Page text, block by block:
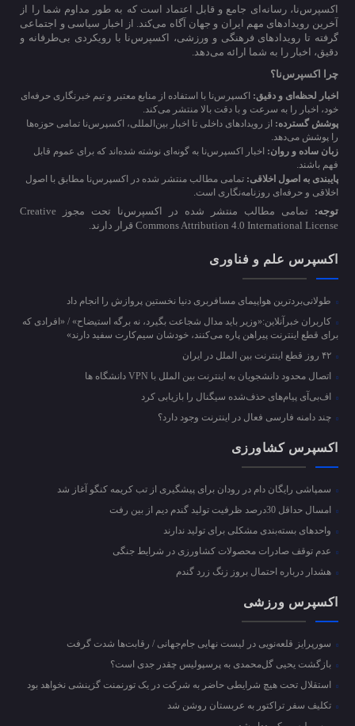
اکسپرس‌نا، رسانه‌ای جامع و قابل اعتماد است که به طور مداوم شما را از
آخرین رویدادهای مهم ایران و جهان آگاه می‌کند. از اخبار سیاسی و اجتماعی
گرفته تا رویدادهای فرهنگی و ورزشی، اکسپرس‌نا با رویکردی بی‌طرفانه و
دقیق، اخبار را به شما ارائه می‌دهد.
چرا اکسپرس‌نا؟
اخبار لحظه‌ای و دقیق: اکسپرس‌نا با استفاده از منابع معتبر و تیم خبرنگاری حرفه‌ای
خود، اخبار را به سرعت و با دقت بالا منتشر می‌کند.
پوشش گسترده: از رویدادهای داخلی تا اخبار بین‌المللی، اکسپرس‌نا تمامی حوزه‌ها
را پوشش می‌دهد.
زبان ساده و روان: اخبار اکسپرس‌نا به گونه‌ای نوشته شده‌اند که برای عموم قابل
فهم باشند.
پایبندی به اصول اخلاقی: تمامی مطالب منتشر شده در اکسپرس‌نا مطابق با اصول
اخلاقی و حرفه‌ای روزنامه‌نگاری است.
توجه:
تمامی مطالب منتشر شده در اکسپرس‌نا تحت مجوز Creative
Commons Attribution 4.0 International License قرار دارند.
اکسپرس علم و فناوری
طولانی‌بردترین هواپیمای مسافربری دنیا نخستین پروازش را انجام داد
کاربران خبرآنلاین:«وزیر باید مدال شجاعت بگیرد، نه برگه استیضاح» / «افرادی که
برای قطع اینترنت پیراهن پاره می‌کنند، خودشان سیم‌کارت سفید دارند»
۴۲ روز قطع اینترنت بین الملل در ایران
اتصال محدود دانشجویان به اینترنت بین الملل با VPN دانشگاه ها
اف‌بی‌آی پیام‌های حذف‌شده سیگنال را بازیابی کرد
چند دامنه فارسی فعال در اینترنت وجود دارد؟
اکسپرس کشاورزی
سمپاشی رایگان دام در رودان برای پیشگیری از تب کریمه کنگو آغاز شد
امسال حداقل 30درصد ظرفیت تولید گندم دیم از بین رفت
واحد‌های بسته‌بندی مشکلی برای تولید ندارند
عدم توقف صادرات محصولات کشاورزی در شرایط جنگی
هشدار درباره احتمال بروز زنگ زرد گندم
اکسپرس ورزشی
سورپرایز قلعه‌نویی در لیست نهایی جام‌جهانی / رقابت‌ها شدت گرفت
بازگشت یحیی گل‌محمدی به پرسپولیس چقدر جدی است؟
استقلال تحت هیچ شرایطی حاضر به شرکت در یک تورنمنت گزینشی نخواهد بود
تکلیف سفر تراکتور به عربستان روشن شد